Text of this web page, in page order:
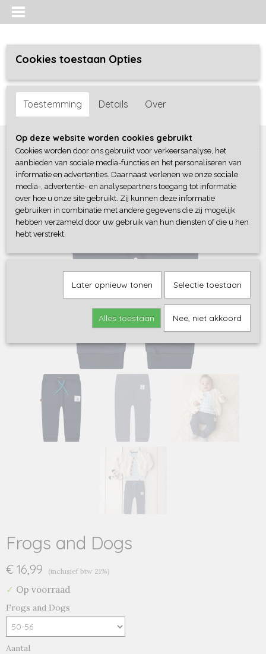
Inloggen Registreren
Home >Jongens baby>broeken>Frogs and Dogs
Frogs and Dogs
€ 16,99 (inclusief btw 21%)
✓ Op voorraad
Frogs and Dogs
Aantal
Cookies toestaan Opties
Toestemming Details Over
Op deze website worden cookies gebruikt
Cookies worden door ons gebruikt voor verkeersanalyse, het
aanbieden van sociale media-functies en het personaliseren van
informatie en advertenties. Daarnaast verlenen we onze sociale
media-, advertentie- en analysepartners toegang tot informatie
over hoe u onze site gebruikt. Zij kunnen deze informatie
gebruiken in combinatie met andere gegevens die zij mogelijk
hebben verzameld door uw gebruik van hun diensten of die u hen
hebt verstrekt.
Later opnieuw tonen Selectie toestaan
Alles toestaan Nee, niet akkoord